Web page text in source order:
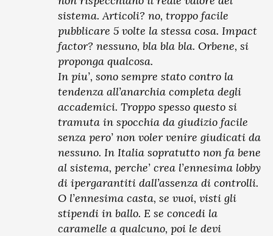
sistema. Articoli? no, troppo facile
pubblicare 5 volte la stessa cosa. Impact
factor? nessuno, bla bla bla. Orbene, si
proponga qualcosa.
In piu’, sono sempre stato contro la
tendenza all’anarchia completa degli
accademici. Troppo spesso questo si
tramuta in spocchia da giudizio facile
senza pero’ non voler venire giudicati da
nessuno. In Italia sopratutto non fa bene
al sistema, perche’ crea l’ennesima lobby
di ipergarantiti dall’assenza di controlli.
O l’ennesima casta, se vuoi, visti gli
stipendi in ballo. E se concedi la
caramelle a qualcuno, poi le devi